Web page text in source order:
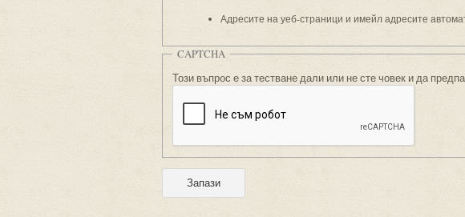
Адресите на уеб-страници и имейл адресите
CAPTCHA
Този въпрос е за тестване дали или не сте човек и да